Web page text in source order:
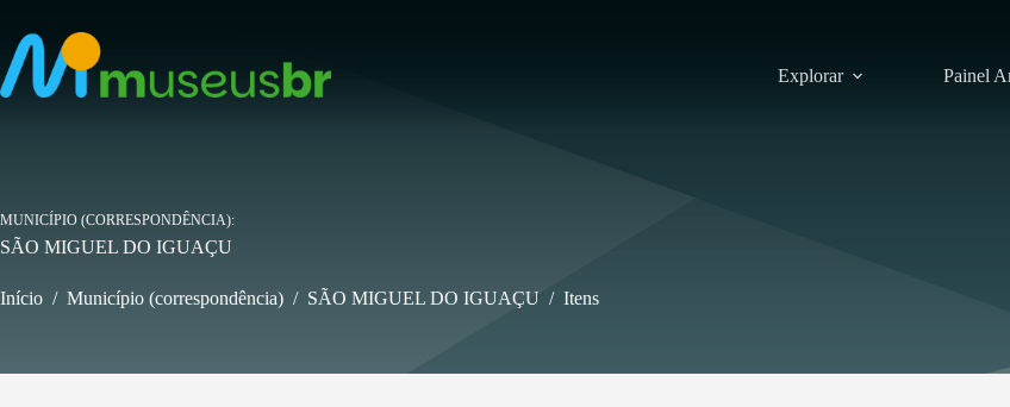
para
conteúdo
Explorar Painel
MUNICÍPIO (CORRESPONDÊNCIA)
SÃO MIGUEL DO IGUAÇU
Início / Município (correspondência) / SÃO MIGUEL DO IGUAÇU / Itens